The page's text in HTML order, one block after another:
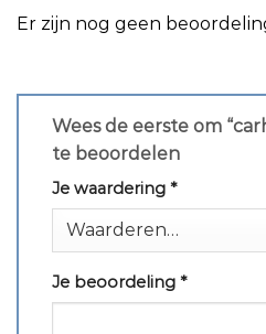
Er zijn nog geen
Wees de eerste om
te beoordelen
Je waardering *
Je beoordeling *